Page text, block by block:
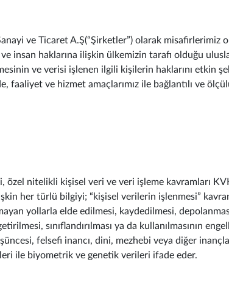
ve Ticaret A.Ş(“Şirketler”) olarak
insan haklarına ilişkin ülkemizin tarafı olduğu
ve verisi işlenen ilgili kişilerin haklarını etkin
ve hizmet amaçlarımız ile bağlantılı ve
nitelikli kişisel veri ve veri işleme kavramları
her türlü bilgiyi; “kişisel verilerin işlenmesi”
yollarla elde edilmesi, kaydedilmesi,
sınıflandırılması ya da
felsefi inancı, dini, mezhebi veya diğer
ile biyometrik ve genetik verileri ifade eder.